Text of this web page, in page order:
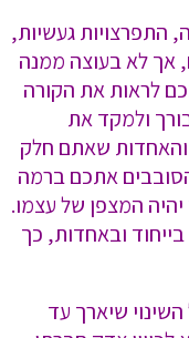
התפרצויות געשיות,
אך לא בעוצה ממנה
לראות את הקורה
ולמקד את
שאתם חלק
אתכם ברמה
המצפן של עצמו.
ובאחדות, כך
שיארך עד